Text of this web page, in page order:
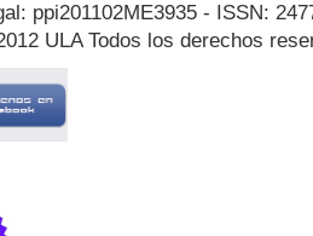
ppi201102ME3935 - ISSN:
ULA Todos los derechos